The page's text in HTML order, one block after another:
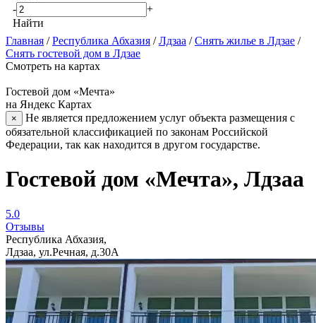
-
+
Найти
Главная /Республика Абхазия /Лдзаа /Снять жилье в Лдзае /
Снять гостевой дом в Лдзае
Смотреть на картах
Гостевой дом «Мечта»
на Яндекс Картах
×
Не является предложением услуг объекта размещения с
обязательной классификацией по законам Российской
Федерации, так как находится в другом государстве.
Гостевой дом «Мечта», Лдзаа
5.0
Отзывы
Республика Абхазия,
Лдзаа, ул.Речная, д.30А